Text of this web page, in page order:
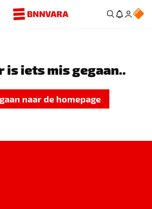
is iets mis gegaan..
naar de homepage